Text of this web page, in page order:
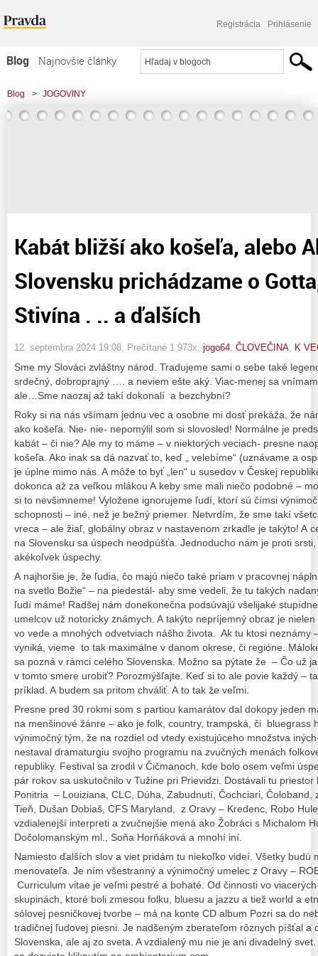
Registrácia Prihlásenie
Blog
Najnovšie články
Najčítanejšie články
Najkomentovanejšie články
Blog > JOGOVINY
> Kabát bližší ako košeľa, alebo Ako na Slovensku prichádzame o Gotta,
Kabát bližší ako košeľa, alebo
Slovensku prichádzame o
Stivína . .. a ďalších
12. septembra 2024 19:08 , Prečítané 1 973x, jogo64 ČLOVEČINA K
Sme my Slováci zvláštny národ. Tradujeme sami o sebe také
srdečný, dobroprajný …. a neviem ešte aký. Viac-menej sa
ale…Sme naozaj až takí dokonalí a bezchybní?
Roky si na nás všímam jednu vec a osobne mi dosť prekáža, že
ako košeľa. Nie- nie- nepomýlil som si slovosled! Normálne je
kabát – či nie? Ale my to máme – v niektorých veciach- presne
košeľa. Ako inak sa dá nazvať to, keď „ velebíme“ (uznávame a
je úplne mimo nás. A môže to byť „len“ u susedov v Českej
dokonca až za veľkou mlákou A keby sme mali niečo podobné –
si to nevšimneme! Vyložene ignorujeme ľudí, ktorí sú čímsi
schopnosti – iné, než je bežný priemer. Netvrdím, že sme takí
vreca – ale žiaľ, globálny obraz v nastavenom zrkadle je takýto! A
na Slovensku sa úspech neodpúšťa. Jednoducho nám je proti
akékoľvek úspechy.
A najhoršie je, že ľudia, čo majú niečo také priam v pracovnej
na svetlo Božie“ – na piedestál- aby sme vedeli, že tu takých
ľudí máme! Radšej nám donekonečna podsúvajú všelijaké
umelcov už notoricky známych. A takýto nepríjemný obraz je
vo vede a mnohých odvetviach nášho života. Ak tu ktosi neznámy
vyniká, vieme to tak maximálne v danom okrese, či regióne.
sa pozná v rámci celého Slovenska. Možno sa pýtate že – Čo už
v tomto smere urobiť? Porozmýšľajte. Keď si to ale povie každý –
príklad. A budem sa pritom chváliť. A to tak že veľmi.
Presne pred 30 rokmi som s partiou kamarátov dal dokopy jeden
na menšinové žánre – ako je folk, country, trampská, či bluegrass
výnimočný tým, že na rozdiel od vtedy existujúceho množstva
nestaval dramaturgiu svojho programu na zvučných menách
republiky. Festival sa zrodil v Čičmanoch, kde bolo osem veľmi
pár rokov sa uskutočnilo v Tužine pri Prievidzi. Dostávali tu
Ponitria – Louiziana, CLC, Dúha, Zabudnutí, Čochciari, Čoloband,
Tieň, Dušan Dobiaš, CFS Maryland, z Oravy – Kredenc, Robo
vzdialenejší interpreti a zvučnejšie mená ako Žobráci s Michalom
Dočolomanským ml., Soňa Horňáková a mnohí iní.
Namiesto ďalších slov a viet pridám tu niekoľko videí. Všetky budú
menovateľa. Je ním všestranný a výnimočný umelec z Oravy –
Curriculum vitae je veľmi pestré a bohaté. Od činnosti vo
skupinách, ktoré boli zmesou folku, bluesu a jazzu a tiež world a
sólovej pesničkovej tvorbe – má na konte CD album Pozri sa do
tradičnej ľudovej piesni. Je nadšeným zberateľom rôznych píšťal a
Slovenska, ale aj zo sveta. A vzdialený mu nie je ani divadelný